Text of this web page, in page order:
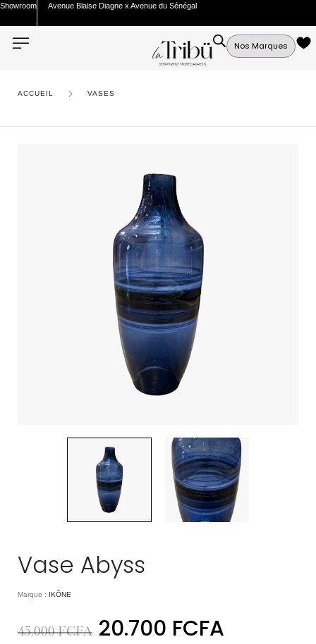
Showroom Avenue Blaise Diagne x Avenue du Sénégal
Nos Marques
ACCUEIL VASES
Vase Abyss
Marque : IKÔNE
45.000FCFA 20.700 FCFA